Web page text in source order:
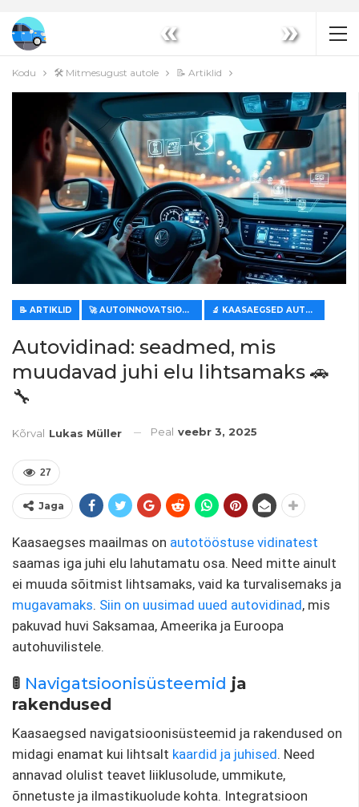
« »
Kodu 🛠️ Mitmesugust autole 📝 Artiklid
📝 ARTIKLID 🚀 AUTOINNOVATSIOONID 🔬 KAASAEGSED AUTOTEHNOLOOGIAD
Autovidinad: seadmed, mis
muudavad juhi elu lihtsamaks 🚗
🔧
Kõrval Lukas Müller Peal veebr 3, 2025
27
Jaga
Kaasaegses maailmas on autotööstuse vidinatest
saamas iga juhi elu lahutamatu osa. Need mitte ainult
ei muuda sõitmist lihtsamaks, vaid ka turvalisemaks ja
mugavamaks. Siin on uusimad uued autovidinad, mis
pakuvad huvi Saksamaa, Ameerika ja Euroopa
autohuvilistele.
🚦 Navigatsioonisüsteemid ja
rakendused
Kaasaegsed navigatsioonisüsteemid ja rakendused on
midagi enamat kui lihtsalt kaardid ja juhised. Need
annavad olulist teavet liiklusolude, ummikute,
õnnetuste ja ilmastikuolude kohta. Integratsioon